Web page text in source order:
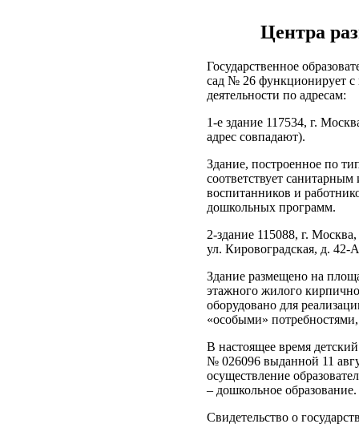
Центра
Государственное
сад № 26 функционирует с
деятельности по адресам:
1-е здание 117534, г.
адрес совпадают).
Здание, построенное по
соответствует
воспитанников и
дошкольных программ.
2-здание 115088, г.
ул. Кировоградская, д. 42-
Здание размещено на
этажного жилого
оборудовано для
«особыми»
В настоящее время
№ 026096 выданной 11
осуществление
– дошкольное образование.
Свидетельство о